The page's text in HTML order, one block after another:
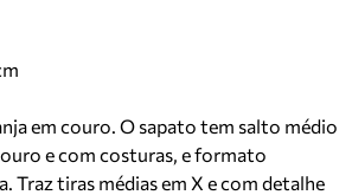
em couro. O sapato tem salto médio
e com costuras, e formato
Traz tiras médias em X e com detalhe